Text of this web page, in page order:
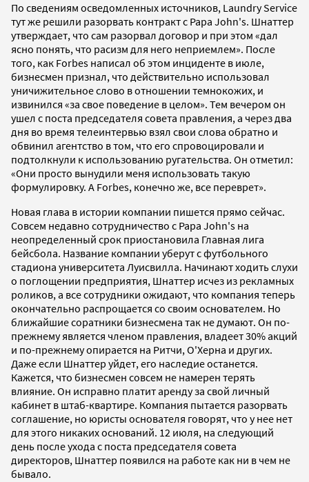
По сведениям осведомленных источников, Laundry Service
тут же решили разорвать контракт с Papa John's. Шнаттер
утверждает, что сам разорвал договор и при этом «дал
ясно понять, что расизм для него неприемлем». После
того, как Forbes написал об этом инциденте в июле,
бизнесмен признал, что действительно использовал
уничижительное слово в отношении темнокожих, и
извинился «за свое поведение в целом». Тем вечером он
ушел с поста председателя совета правления, а через два
дня во время телеинтервью взял свои слова обратно и
обвинил агентство в том, что его спровоцировали и
подтолкнули к использованию ругательства. Он отметил:
«Они просто вынудили меня использовать такую
формулировку. А Forbes, конечно же, все переврет».
Новая глава в истории компании пишется прямо сейчас.
Совсем недавно сотрудничество с Papa John's на
неопределенный срок приостановила Главная лига
бейсбола. Название компании уберут с футбольного
стадиона университета Луисвилла. Начинают ходить слухи
о поглощении предприятия, Шнаттер исчез из рекламных
роликов, а все сотрудники ожидают, что компания теперь
окончательно распрощается со своим основателем. Но
ближайшие соратники бизнесмена так не думают. Он по-
прежнему является членом правления, владеет 30% акций
и по-прежнему опирается на Ритчи, О'Херна и других.
Даже если Шнаттер уйдет, его наследие останется.
Кажется, что бизнесмен совсем не намерен терять
влияние. Он исправно платит аренду за свой личный
кабинет в штаб-квартире. Компания пытается разорвать
соглашение, но юристы основателя говорят, что у нее нет
для этого никаких оснований. 12 июля, на следующий
день после ухода с поста председателя совета
директоров, Шнаттер появился на работе как ни в чем не
бывало.